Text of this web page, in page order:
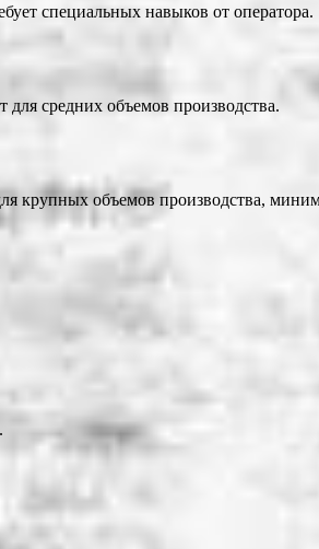
специальных навыков от оператора.
средних объемов производства.
крупных объемов производства,